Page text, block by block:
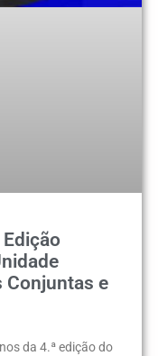
Conjuntas e
da 4.ª edição do